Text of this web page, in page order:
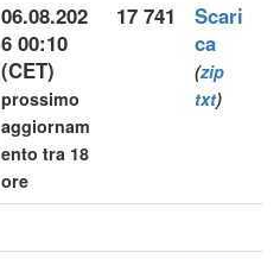
06.08.202
6 00:10
(CET)
prossimo
aggiornam
ento tra 18
ore
17 741
Scari
ca
(zip
txt)